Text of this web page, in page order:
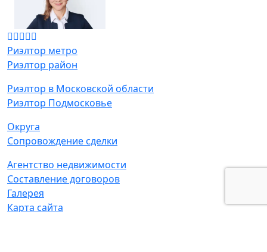
Риэлтор метро
Риэлтор район
Риэлтор в Московской области
Риэлтор Подмосковье
Округа
Сопровождение сделки
Агентство недвижимости
Составление договоров
Галерея
Карта сайта